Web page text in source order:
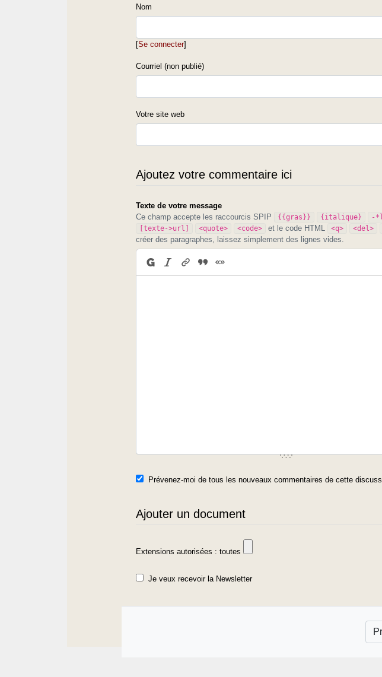
Nom
[Se connecter]
Courriel (non publié)
Votre site web
Ajoutez votre commentaire ici
Texte de votre message
Ce champ accepte les raccourcis SPIP
{{gras}} {italique}
-
[texte->url]
<quote> <code> et le code HTML <q> <del>
créer des paragraphes, laissez simplement des lignes vides.
Prévenez-moi de tous les nouveaux commentaires de cette
Ajouter un document
Extensions autorisées : toutes
Je veux recevoir la Newsletter